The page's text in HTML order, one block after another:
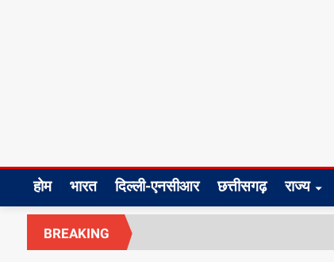
होम भारत दिल्ली-एनसीआर छत्तीसगढ़ राज्य
BREAKING